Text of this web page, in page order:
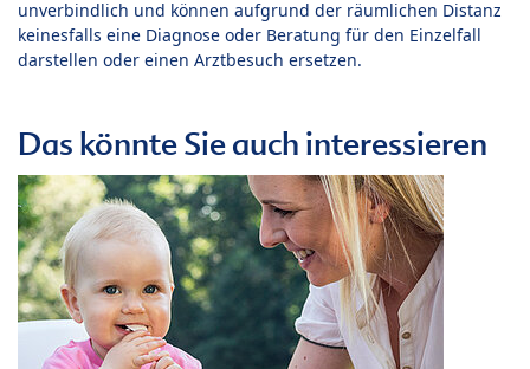
unverbindlich und können aufgrund der räumlichen Distanz
keinesfalls eine Diagnose oder Beratung für den Einzelfall
darstellen oder einen Arztbesuch ersetzen.
Das könnte Sie auch interessieren